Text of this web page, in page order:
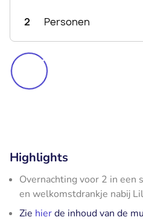
2 Personen
Highlights
Overnachting voor 2 in een
en welkomstdrankje nabij
Zie hierde inhoud van de